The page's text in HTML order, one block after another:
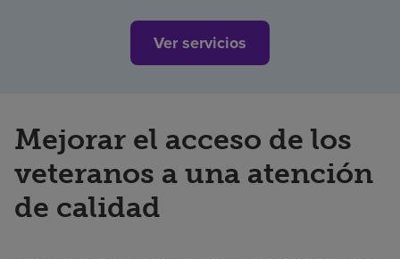
Ver servicios
Mejorar el acceso de los
veteranos a una atención
de calidad